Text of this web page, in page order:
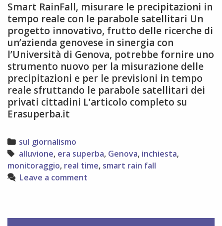
Smart RainFall, misurare le precipitazioni in
tempo reale con le parabole satellitari Un
progetto innovativo, frutto delle ricerche di
un’azienda genovese in sinergia con
l’Università di Genova, potrebbe fornire uno
strumento nuovo per la misurazione delle
precipitazioni e per le previsioni in tempo
reale sfruttando le parabole satellitari dei
privati cittadini L’articolo completo su
Erasuperba.it
Categories
sul giornalismo
Tags
alluvione, era superba, Genova, inchiesta,
monitoraggio, real time, smart rain fall
Leave a comment